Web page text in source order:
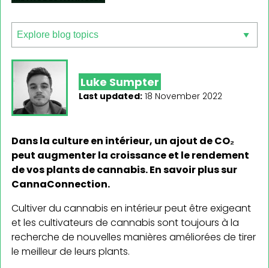
Luke Sumpter
Last updated: 18 November 2022
Dans la culture en intérieur, un ajout de CO₂
peut augmenter la croissance et le rendement
de vos plants de cannabis. En savoir plus sur
CannaConnection.
Cultiver du cannabis en intérieur peut être exigeant
et les cultivateurs de cannabis sont toujours à la
recherche de nouvelles manières améliorées de tirer
le meilleur de leurs plants.